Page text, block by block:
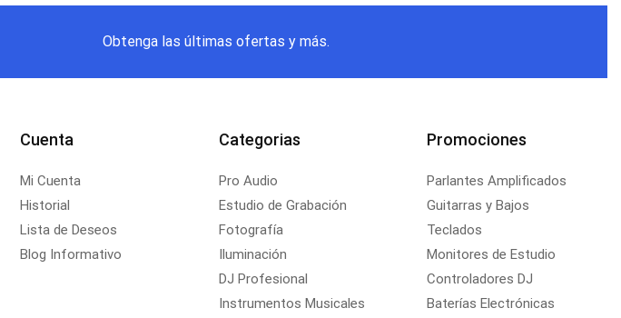
Obtenga las últimas ofertas y más.
Cuenta
Mi Cuenta
Historial
Lista de Deseos
Blog Informativo
Categorias
Pro Audio
Estudio de Grabación
Fotografía
Iluminación
DJ Profesional
Instrumentos Musicales
Promociones
Parlantes Amplificados
Guitarras y Bajos
Teclados
Monitores de Estudio
Controladores DJ
Baterías Electrónicas